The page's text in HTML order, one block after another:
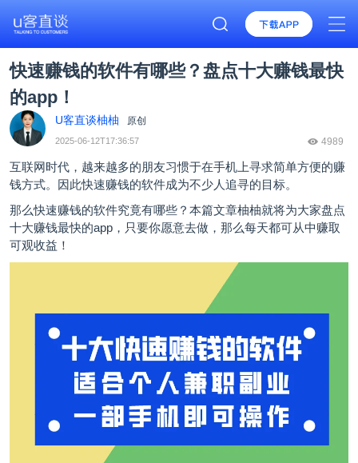
快速赚钱的软件有哪些？盘点十大赚钱最快
的app！
U客直谈柚柚 原创
2025-06-12T17:36:57 4989
互联网时代，越来越多的朋友习惯于在手机上寻求简单方便的赚
钱方式。因此快速赚钱的软件成为不少人追寻的目标。
那么快速赚钱的软件究竟有哪些？本篇文章柚柚就将为大家盘点
十大赚钱最快的app，只要你愿意去做，那么每天都可从中赚取
可观收益！